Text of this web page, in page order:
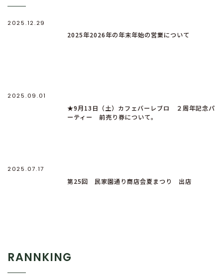
2025.12.29
2025年2026年の年末年始の営業について
2025.09.01
★9月13日（土）カフェバーレブロ ２周年記念パ
ーティー 前売り券について。
2025.07.17
第25回 民家園通り商店会夏まつり 出店
RANNKING